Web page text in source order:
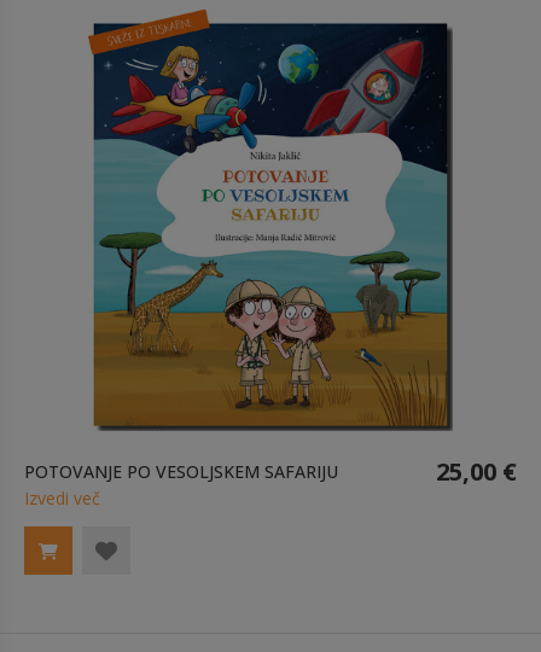
POTOVANJE PO VESOLJSKEM SAFARIJU 25,00 €
Izvedi več